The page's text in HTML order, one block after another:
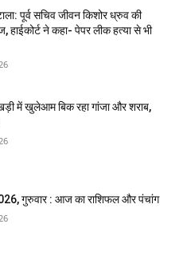
पूर्व सचिव जीवन किशोर ध्रुव की
हाईकोर्ट ने कहा- पेपर लीक हत्या से भी
में खुलेआम बिक रहा गांजा और शराब,
गुरुवार : आज का राशिफल और पंचांग